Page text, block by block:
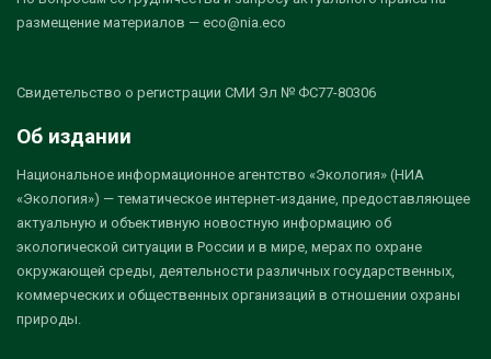
размещение материалов — eco@nia.eco
Свидетельство о регистрации СМИ Эл № ФС77-80306
Об издании
Национальное информационное агентство «Экология» (НИА
«Экология») — тематическое интернет-издание, предоставляющее
актуальную и объективную новостную информацию об
экологической ситуации в России и в мире, мерах по охране
окружающей среды, деятельности различных государственных,
коммерческих и общественных организаций в отношении охраны
природы.